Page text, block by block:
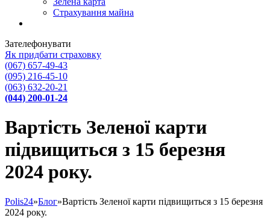
Страхування майна
Зателефонувати
Як придбати страховку
(067) 657-49-43
(095) 216-45-10
(063) 632-20-21
(044) 200-01-24
Вартість Зеленої карти
підвищиться з 15 березня
2024 року.
Polis24»Блог»Вартість Зеленої карти підвищиться з 15 березня
2024 року.